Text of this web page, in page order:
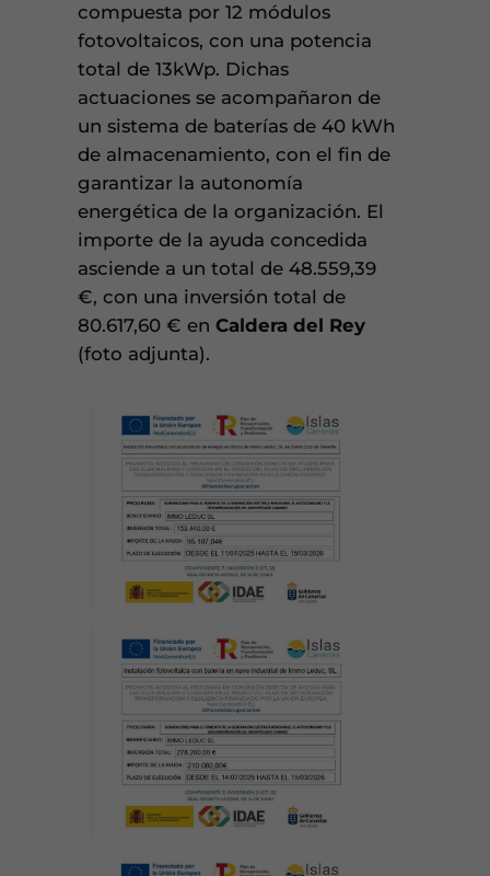
compuesta por 12 módulos
fotovoltaicos, con una potencia
total de 13kWp. Dichas
actuaciones se acompañaron de
un sistema de baterías de 40 kWh
de almacenamiento, con el fin de
garantizar la autonomía
energética de la organización. El
importe de la ayuda concedida
asciende a un total de 48.559,39
€, con una inversión total de
80.617,60 € enCaldera del Rey
(foto adjunta).